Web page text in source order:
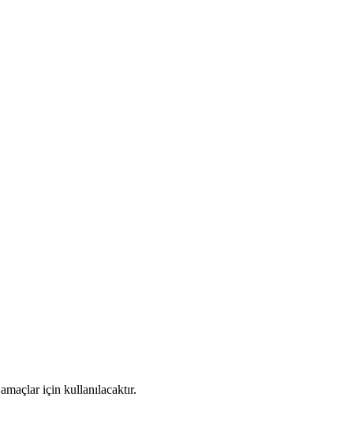
için kullanılacaktır.